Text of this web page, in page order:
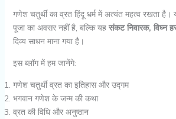
गणेश चतुर्थी का व्रत हिंदू धर्म में अत्यंत महत्व रखता है।
पूजा का अवसर नहीं है, बल्कि यह संकट निवारक, विघ्न
दिव्य साधन माना गया है।
इस ब्लॉग में हम जानेंगे:
गणेश चतुर्थी व्रत का इतिहास और उद्गम
भगवान गणेश के जन्म की कथा
व्रत की विधि और अनुष्ठान